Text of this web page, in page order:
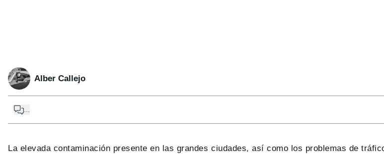
Alber Callejo
...
La elevada contaminación presente en las grandes ciudades, así como los problemas de